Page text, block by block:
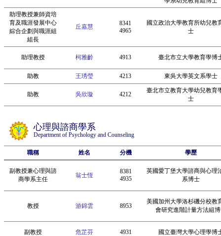
助理教授兼師資培
育及職涯發展中心
綜合企劃與職涯組
組長
丘嘉慧
8341
4965
國立政治大學教育所幼兒教
士
助理教授 柯雅齡 4913 臺北市立大學教育學博
助教 王琇瑩 4213 東吳大學英文系學士
助教 吳欣璇 4212
臺北市立教育大學幼兒教育
士
心理與諮商學系
Department of Psychology and Counseling
職稱 姓名 分機 學歷
副教授兼心理與諮
商學系主任
翁士恆
8381
4935
英國愛丁堡大學諮商與心理
系博士
教授 游錦雲 8953
美國加州大學洛杉磯分校教
會研究進階計量方法組
副教授 危芷芬 4931 國立臺灣大學心理學博